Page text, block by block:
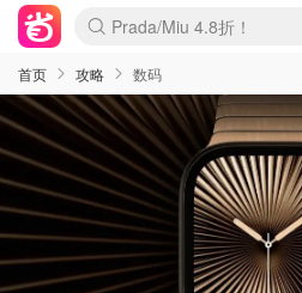
麦卢卡蜂蜜夏促！个位数！
Prada/Miu 4.8折！
啥？必胜客披萨5折！
首页 攻略 数码